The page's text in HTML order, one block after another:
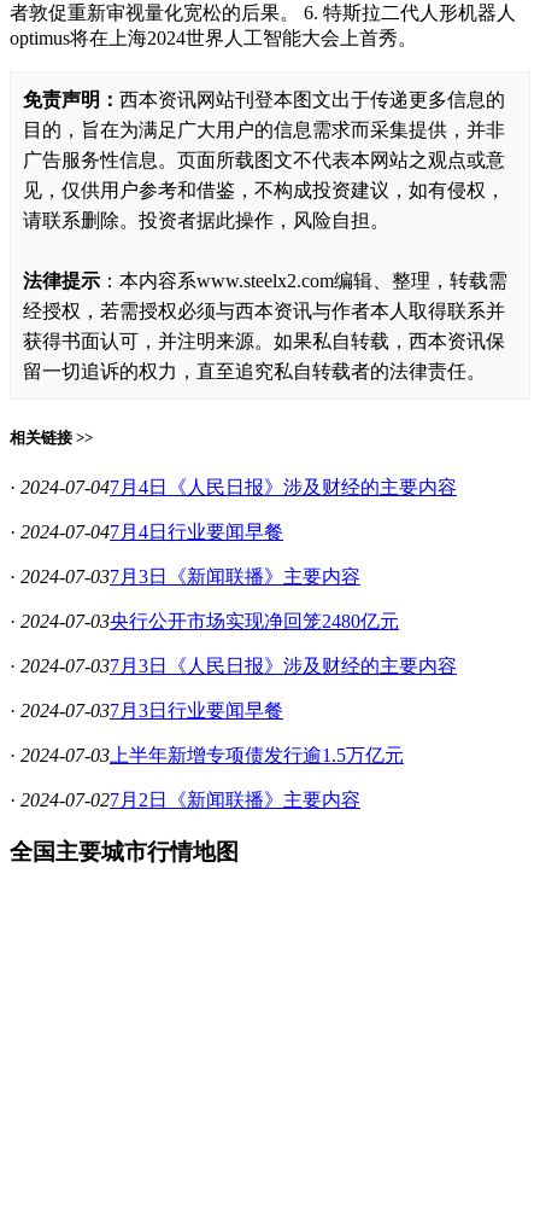
者敦促重新审视量化宽松的后果。 6. 特斯拉二代人形机器人
optimus将在上海2024世界人工智能大会上首秀。
免责声明： 西本资讯网站刊登本图文出于传递更多信息的
目的，旨在为满足广大用户的信息需求而采集提供，并非
广告服务性信息。页面所载图文不代表本网站之观点或意
见，仅供用户参考和借鉴，不构成投资建议，如有侵权，
请联系删除。投资者据此操作，风险自担。
法律提示 ：本内容系www.steelx2.com编辑、整理，转载需
经授权，若需授权必须与西本资讯与作者本人取得联系并
获得书面认可，并注明来源。如果私自转载，西本资讯保
留一切追诉的权力，直至追究私自转载者的法律责任。
相关链接 >>
· 2024-07-047月4日《人民日报》涉及财经的主要内容
· 2024-07-047月4日行业要闻早餐
· 2024-07-037月3日《新闻联播》主要内容
· 2024-07-03央行公开市场实现净回笼2480亿元
· 2024-07-037月3日《人民日报》涉及财经的主要内容
· 2024-07-037月3日行业要闻早餐
· 2024-07-03 上半年新增专项债发行逾1.5万亿元
· 2024-07-027月2日《新闻联播》主要内容
全国主要城市行情地图